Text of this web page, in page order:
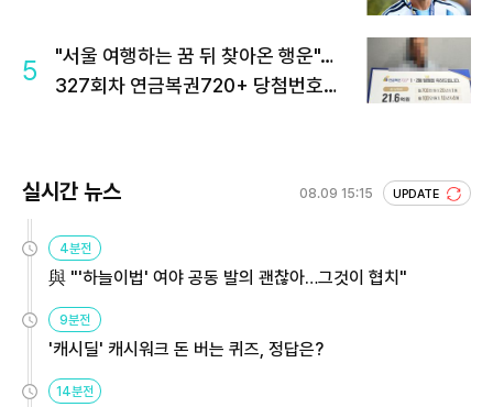
5
"서울 여행하는 꿈 뒤 찾아온 행운"…
327회차 연금복권720+ 당첨번호조
실시간 뉴스 08.09 15:15 UPDATE
4분전
與 "'하늘이법' 여야 공동 발의 괜찮아…그것이 협치"
9분전
'캐시딜' 캐시워크 돈 버는 퀴즈, 정답은?
14분전